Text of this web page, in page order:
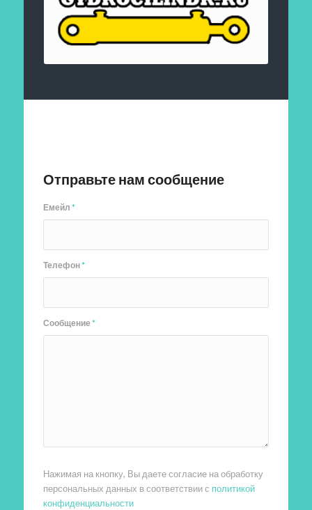
Отправьте нам сообщение
Емейл*
Телефон*
Сообщение*
Нажимая на кнопку, Вы даете согласие на обработку
персональных данных в соответствии с политикой
конфиденциальности